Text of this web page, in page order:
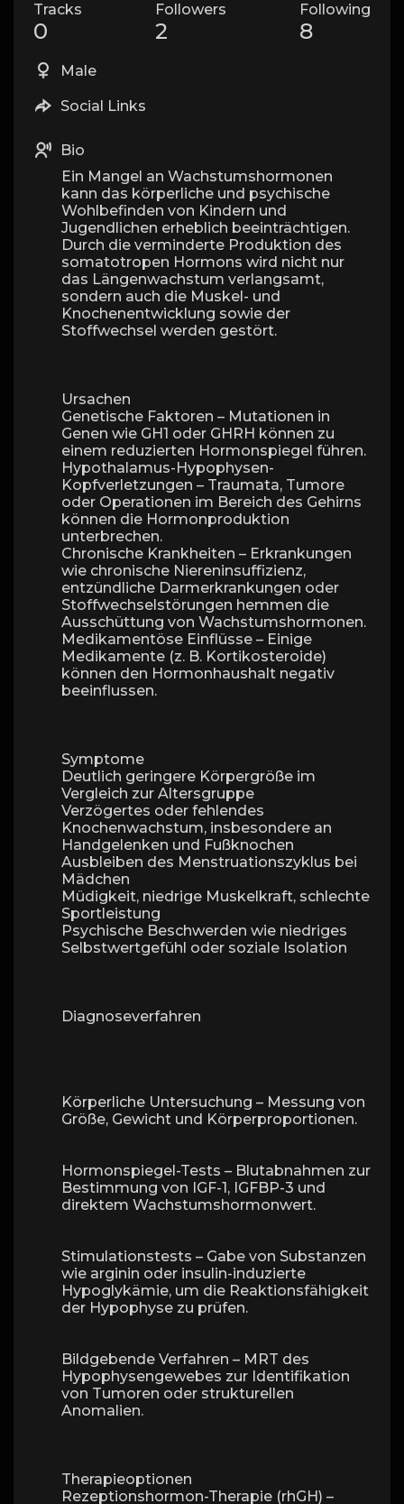
Tracks
0
Followers
2
Following
8
Male
Social Links
Bio
Ein Mangel an Wachstumshormonen
kann das körperliche und psychische
Wohlbefinden von Kindern und
Jugendlichen erheblich beeinträchtigen.
Durch die verminderte Produktion des
somatotropen Hormons wird nicht nur
das Längenwachstum verlangsamt,
sondern auch die Muskel- und
Knochenentwicklung sowie der
Stoffwechsel werden gestört.
Ursachen
Genetische Faktoren – Mutationen in
Genen wie GH1 oder GHRH können zu
einem reduzierten Hormonspiegel führen.
Hypothalamus-Hypophysen-
Kopfverletzungen – Traumata, Tumore
oder Operationen im Bereich des Gehirns
können die Hormonproduktion
unterbrechen.
Chronische Krankheiten – Erkrankungen
wie chronische Niereninsuffizienz,
entzündliche Darmerkrankungen oder
Stoffwechselstörungen hemmen die
Ausschüttung von Wachstumshormonen.
Medikamentöse Einflüsse – Einige
Medikamente (z. B. Kortikosteroide)
können den Hormonhaushalt negativ
beeinflussen.
Symptome
Deutlich geringere Körpergröße im
Vergleich zur Altersgruppe
Verzögertes oder fehlendes
Knochenwachstum, insbesondere an
Handgelenken und Fußknochen
Ausbleiben des Menstruationszyklus bei
Mädchen
Müdigkeit, niedrige Muskelkraft, schlechte
Sportleistung
Psychische Beschwerden wie niedriges
Selbstwertgefühl oder soziale Isolation
Diagnoseverfahren
Körperliche Untersuchung – Messung von
Größe, Gewicht und Körperproportionen.
Hormonspiegel-Tests – Blutabnahmen zur
Bestimmung von IGF-1, IGFBP-3 und
direktem Wachstumshormonwert.
Stimulationstests – Gabe von Substanzen
wie arginin oder insulin-induzierte
Hypoglykämie, um die Reaktionsfähigkeit
der Hypophyse zu prüfen.
Bildgebende Verfahren – MRT des
Hypophysengewebes zur Identifikation
von Tumoren oder strukturellen
Anomalien.
Therapieoptionen
Rezeptionshormon-Therapie (rhGH) –